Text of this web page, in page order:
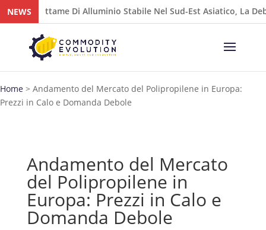
NEWS
Di Alluminio Stabile Nel Sud-Est Asiatico, La Debolezza
Home > Andamento del Mercato del Polipropilene in Europa:
Prezzi in Calo e Domanda Debole
Andamento del Mercato
del Polipropilene in
Europa: Prezzi in Calo e
Domanda Debole